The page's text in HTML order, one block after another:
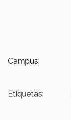
Campus:
Etiquetas: